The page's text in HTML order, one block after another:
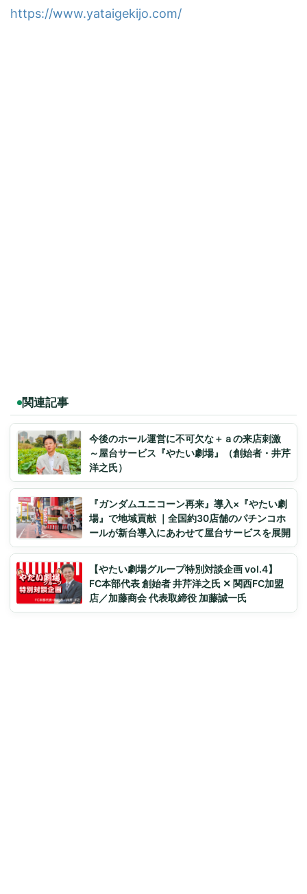
https://www.yataigekijo.com/
関連記事
今後のホール運営に不可欠な＋ａの来店刺激
～屋台サービス『やたい劇場』（創始者・井芹
洋之氏）
『ガンダムユニコーン再来』導入×『やたい劇
場』で地域貢献 ｜全国約30店舗のパチンコホ
ールが新台導入にあわせて屋台サービスを展開
【やたい劇場グループ特別対談企画 vol.4】
FC本部代表 創始者 井芹洋之氏 ✕ 関西FC加盟
店／加藤商会 代表取締役 加藤誠一氏